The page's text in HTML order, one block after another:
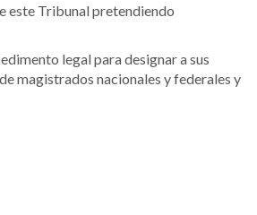
este Tribunal pretendiendo
legal para designar a sus
magistrados nacionales y federales y